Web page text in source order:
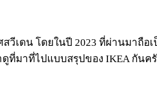
วีเดน โดยในปี 2023 ที่ผ่านมา
าดูที่มาที่ไปแบบสรุปของ IKEA กั